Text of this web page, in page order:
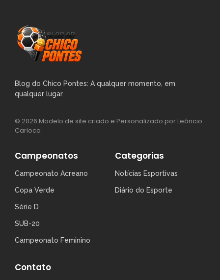
Blog do Chico Pontes: A qualquer momento, em
qualquer lugar.
© 2026 Modelo de site criado e Personalizado por Leôncio
Carioca
Campeonatos
Campeonato Acreano
Copa Verde
Série D
SUB-20
Campeonato Feminino
Categorias
Notícias Esportivas
Diário do Esporte
Contato